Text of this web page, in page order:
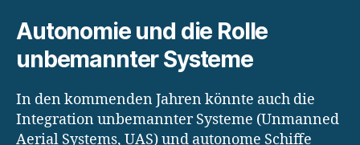
Autonomie und die Rolle
unbemannter Systeme
In den kommenden Jahren könnte auch die
Integration unbemannter Systeme (Unmanned
Aerial Systems, UAS) und autonome Schiffe